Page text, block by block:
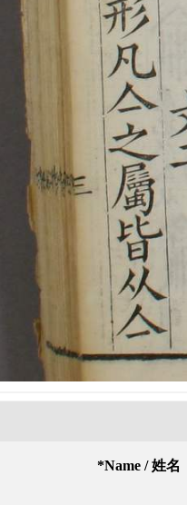
*Name / 姓名